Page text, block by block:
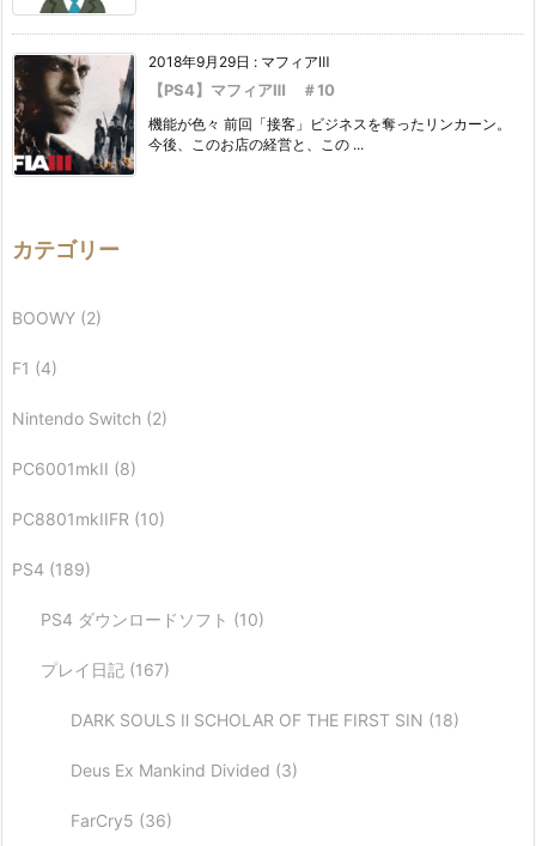
2018年9月29日 : マフィアⅢ
【PS4】マフィアⅢ ＃10
機能が色々 前回「接客」ビジネスを奪ったリンカーン。
今後、このお店の経営と、この ...
カテゴリー
BOOWY (2)
F1 (4)
Nintendo Switch (2)
PC6001mkII (8)
PC8801mkIIFR (10)
PS4 (189)
PS4 ダウンロードソフト (10)
プレイ日記 (167)
DARK SOULS Ⅱ SCHOLAR OF THE FIRST SIN (18)
Deus Ex Mankind Divided (3)
FarCry5 (36)